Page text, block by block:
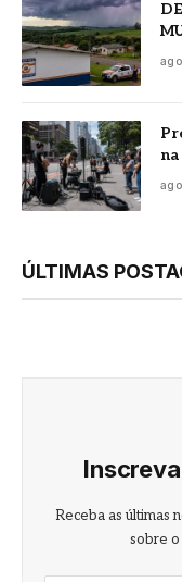
ÚLTIMAS
Receba as últimas
sobre o